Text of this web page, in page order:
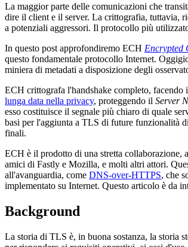
La maggior parte delle comunicazioni che
dire il client e il server. La crittografia, tuttavia,
a potenziali aggressori. Il protocollo più
In questo post approfondiremo ECH Encrypted
questo fondamentale protocollo Internet.
miniera di metadati a disposizione degli
ECH crittografa l'handshake completo, facendo
lunga data nella privacy, proteggendo il Server
esso costituisce il segnale più chiaro di quale
basi per l'aggiunta a TLS di future funzionalità
finali.
ECH è il prodotto di una stretta collaborazione,
amici di Fastly e Mozilla, e molti altri attori.
all'avanguardia, come DNS-over-HTTPS, che
implementato su Internet. Questo articolo è da
Background
La storia di TLS è, in buona sostanza, la storia